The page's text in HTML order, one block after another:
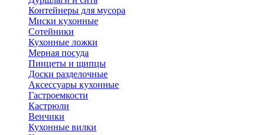
Контейнеры для мусора
Миски кухонные
Сотейники
Кухонные ложки
Мерная посуда
Пинцеты и щипцы
Доски разделочные
Аксессуары кухонные
Гастроемкости
Кастрюли
Венчики
Кухонные вилки